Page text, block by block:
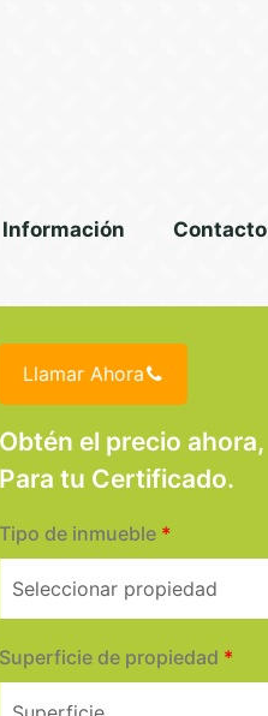
Información Contacto
Llamar Ahora
Obtén el precio ahora,
Para tu Certificado.
Tipo de inmueble *
Superficie de propiedad *